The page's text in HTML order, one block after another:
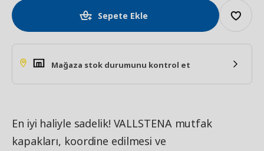
Sepete Ekle
Mağaza stok durumunu kontrol et
En iyi haliyle sadelik! VALLSTENA mutfak
kapakları, koordine edilmesi ve